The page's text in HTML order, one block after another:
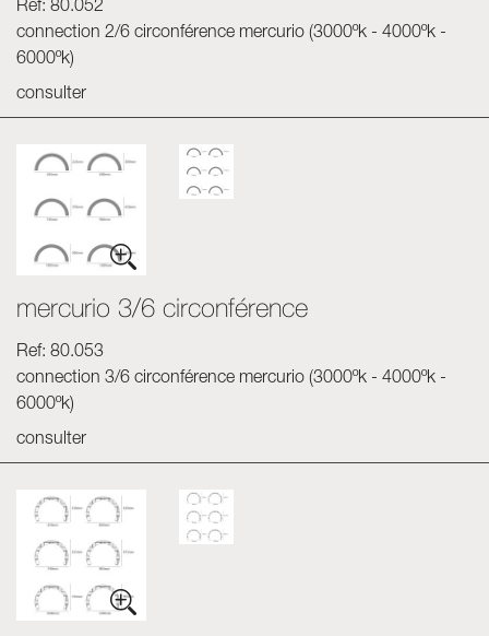
Ref: 80.052
connection 2/6 circonférence mercurio (3000ºk - 4000ºk -
6000ºk)
consulter
mercurio 3/6 circonférence
Ref: 80.053
connection 3/6 circonférence mercurio (3000ºk - 4000ºk -
6000ºk)
consulter